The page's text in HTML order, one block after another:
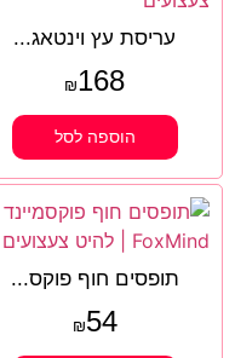
עריסת עץ וינטאג...
₪168
הוספה לסל
תופסים חוף פוקס...
₪54